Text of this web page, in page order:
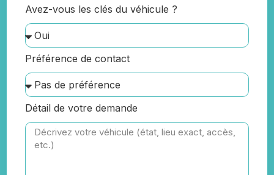
Avez-vous les clés du véhicule ?
Préférence de contact
Détail de votre demande